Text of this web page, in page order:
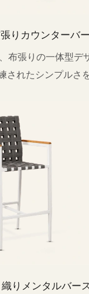
りカウンターバ
MY20
布張りの一体型デ
されたシンプルさ
りメンタルバー